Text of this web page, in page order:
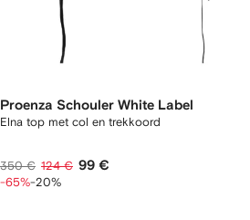
Proenza Schouler White Label
Elna top met col en trekkoord
350 € 124 € 99 €
-65%-20%